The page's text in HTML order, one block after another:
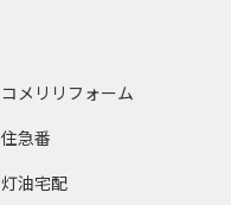
コメリリフォーム
住急番
灯油宅配